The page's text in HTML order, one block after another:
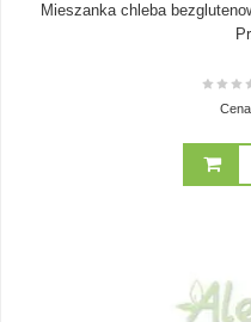
Mieszanka chleba
Cena